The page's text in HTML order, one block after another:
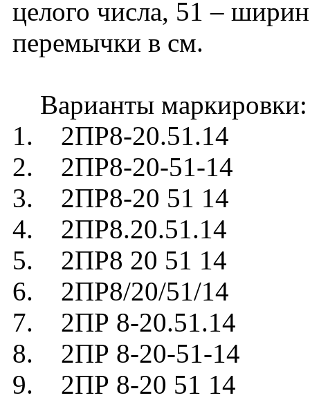
целого числа, 51 –
перемычки в см.
Варианты маркировки:
1. 2ПР8-20.51.14
2. 2ПР8-20-51-14
3. 2ПР8-20 51 14
4. 2ПР8.20.51.14
5. 2ПР8 20 51 14
6. 2ПР8/20/51/14
7. 2ПР 8-20.51.14
8. 2ПР 8-20-51-14
9. 2ПР 8-20 51 14